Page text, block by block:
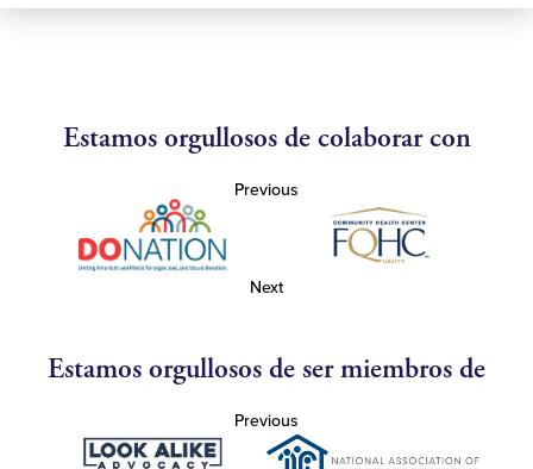
Estamos orgullosos de colaborar con
Previous
Next
Estamos orgullosos de ser miembros de
Previous